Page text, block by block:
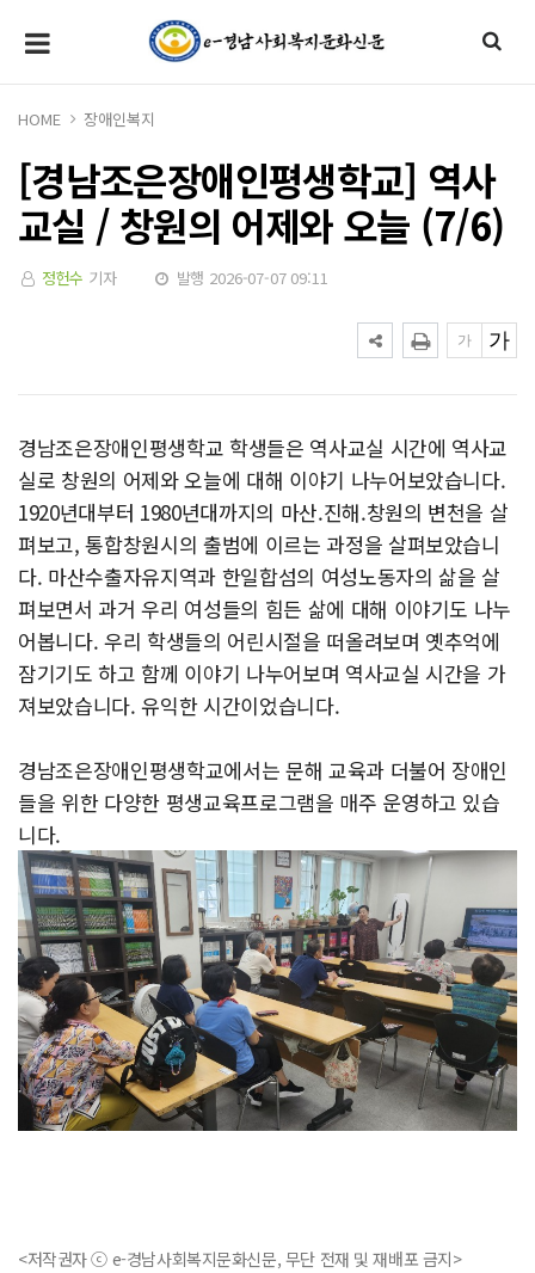
HOME 장애인복지
[경남조은장애인평생학교] 역사
교실 / 창원의 어제와 오늘 (7/6)
정헌수 기자 발행 2026-07-07 09:11
경남조은장애인평생학교 학생들은 역사교실 시간에 역사교
실로 창원의 어제와 오늘에 대해 이야기 나누어보았습니다.
1920년대부터 1980년대까지의 마산.진해.창원의 변천을 살
펴보고, 통합창원시의 출범에 이르는 과정을 살펴보았습니
다. 마산수출자유지역과 한일합섬의 여성노동자의 삶을 살
펴보면서 과거 우리 여성들의 힘든 삶에 대해 이야기도 나누
어봅니다. 우리 학생들의 어린시절을 떠올려보며 옛추억에
잠기기도 하고 함께 이야기 나누어보며 역사교실 시간을 가
져보았습니다. 유익한 시간이었습니다.
경남조은장애인평생학교에서는 문해 교육과 더불어 장애인
들을 위한 다양한 평생교육프로그램을 매주 운영하고 있습
니다.
<저작권자 ⓒ e-경남사회복지문화신문, 무단 전재 및 재배포 금지>